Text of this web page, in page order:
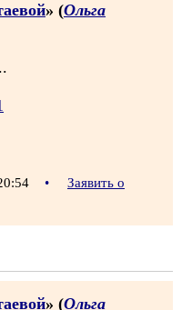
» (Ольга
•
Заявить о
» (Ольга